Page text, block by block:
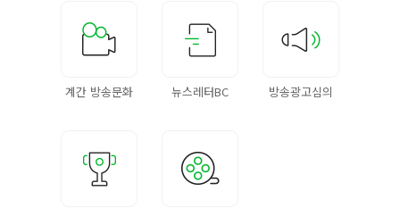
계간 방송문화 뉴스레터BC 방송광고심의